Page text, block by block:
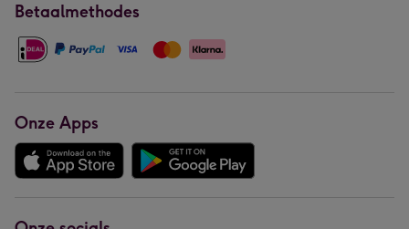
Betaalmethodes
Onze Apps